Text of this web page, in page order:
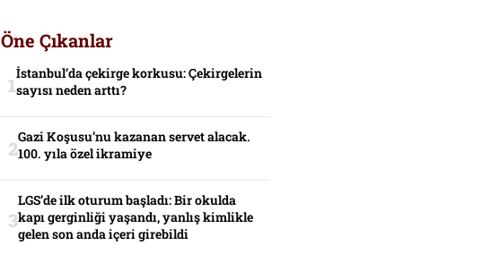
Öne Çıkanlar
İstanbul’da çekirge korkusu: Çekirgelerin
sayısı neden arttı?
Gazi Koşusu’nu kazanan servet alacak.
100. yıla özel ikramiye
LGS’de ilk oturum başladı: Bir okulda
kapı gerginliği yaşandı, yanlış kimlikle
gelen son anda içeri girebildi